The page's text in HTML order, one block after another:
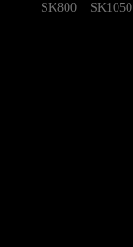
SK800 SK1050